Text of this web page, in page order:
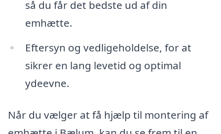
så du får det bedste ud af din
emhætte.
Eftersyn og vedligeholdelse, for at
sikrer en lang levetid og optimal
ydeevne.
Når du vælger at få hjælp til montering af